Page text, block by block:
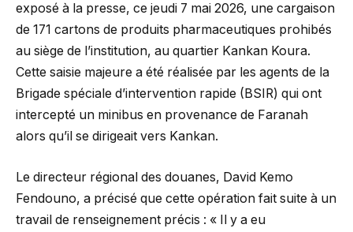
exposé à la presse, ce jeudi 7 mai 2026, une cargaison
de 171 cartons de produits pharmaceutiques prohibés
au siège de l’institution, au quartier Kankan Koura.
Cette saisie majeure a été réalisée par les agents de la
Brigade spéciale d’intervention rapide (BSIR) qui ont
intercepté un minibus en provenance de Faranah
alors qu’il se dirigeait vers Kankan.
Le directeur régional des douanes, David Kemo
Fendouno, a précisé que cette opération fait suite à un
travail de renseignement précis : « Il y a eu